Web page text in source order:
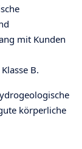
mit Kunden
B.
körperliche